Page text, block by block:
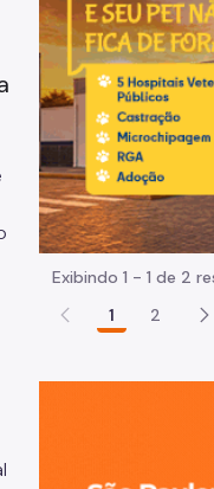
Exibindo 1 - 1 de 2
1
2